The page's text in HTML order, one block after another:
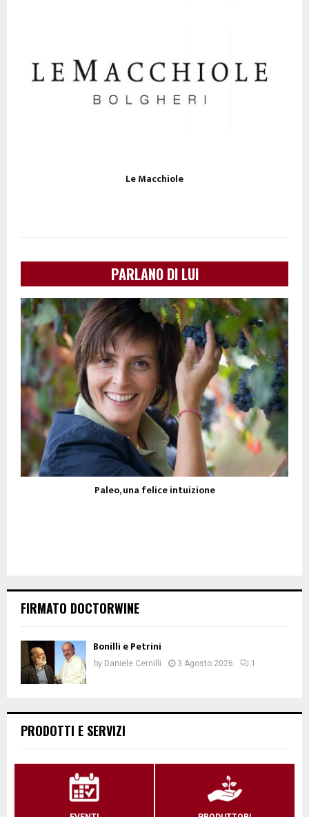
Le Macchiole
PARLANO DI LUI
Paleo, una felice intuizione
FIRMATO DOCTORWINE
Bonilli e Petrini
by Daniele Cernilli 3 Agosto 2026 1
PRODOTTI E SERVIZI